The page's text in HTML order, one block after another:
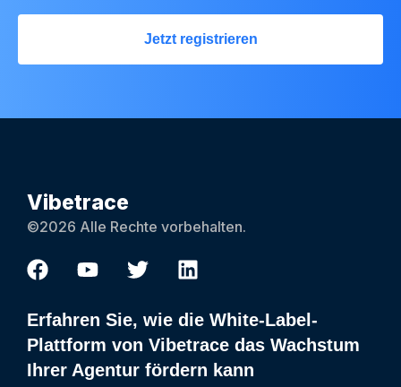
Jetzt registrieren
Vibetrace
©2026 Alle Rechte vorbehalten.
Erfahren Sie, wie die White-Label-
Plattform von Vibetrace das Wachstum
Ihrer Agentur fördern kann